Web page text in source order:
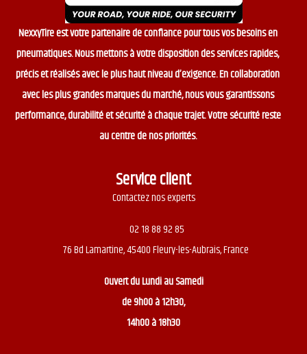
NexxyTire est votre partenaire de confiance pour tous vos besoins en
pneumatiques. Nous mettons à votre disposition des services rapides,
précis et réalisés avec le plus haut niveau d’exigence. En collaboration
avec les plus grandes marques du marché, nous vous garantissons
performance, durabilité et sécurité à chaque trajet. Votre sécurité reste
au centre de nos priorités.
Service client
Contactez nos experts
02 18 88 92 85
76 Bd Lamartine, 45400 Fleury-les-Aubrais, France
Ouvert duLundi au Samedi
de 9h00 à 12h30,
14h00 à 18h30